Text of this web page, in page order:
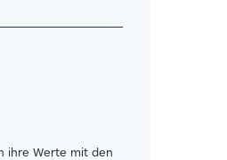
ihre Werte mit den